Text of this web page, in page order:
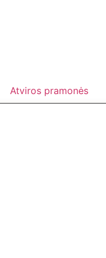
Atviros pramonės